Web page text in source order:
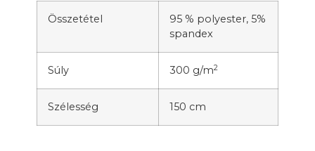
Összetétel
95 % polyester, 5%
spandex
Súly 300 g/m2
Szélesség 150 cm